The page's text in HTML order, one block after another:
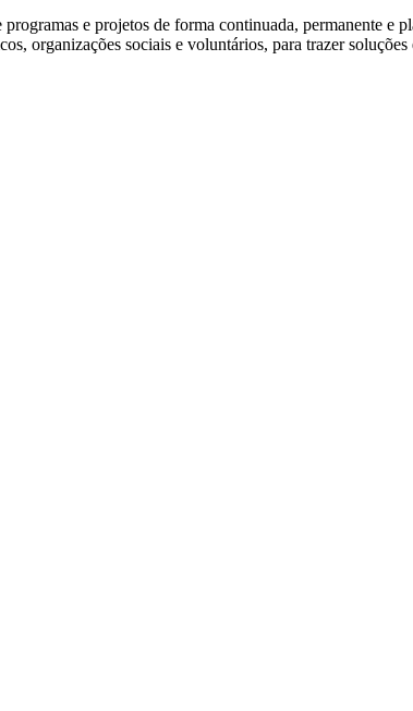
e projetos de forma continuada, permanente e
organizações sociais e voluntários, para trazer